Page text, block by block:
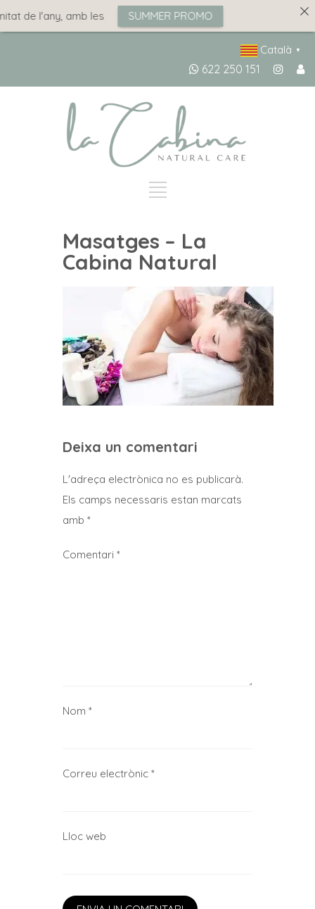
Català ▼
622 250 151
Masatges – La
Cabina Natural
Deixa un comentari
L'adreça electrònica no es publicarà.
Els camps necessaris estan marcats
amb *
Comentari *
Nom *
Correu electrònic *
Lloc web
de l'any, amb les SUMMER PROMO